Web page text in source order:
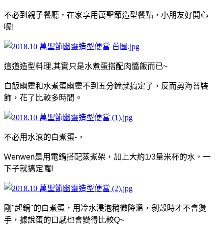
不必到親子餐廳，在家享用萬聖節造型餐點，小朋友好開心
喔!
這道造型料理,其實只是水煮蛋搭配肉醬飯而已~
白飯幽靈和水煮蛋幽靈不到五分鐘就搞定了，反而剪海苔裝
飾，花了比較多時間。
不必用水滾的白煮蛋-，
Wenwen是用電鍋搭配蒸煮架，加上大約1/3量米杯的水，一
下子就搞定囉!
剛"起鍋"的白煮蛋，用冷水浸泡稍微降溫，剝殼時才不會燙
手，據說蛋的口感也會變得比較Q~